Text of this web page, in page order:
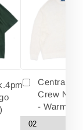
Crew
- Warm